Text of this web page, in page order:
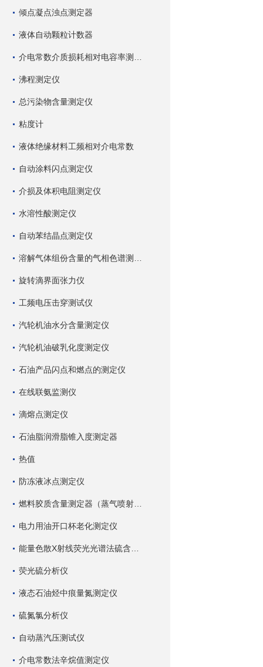
倾点凝点浊点测定器
液体自动颗粒计数器
沸程测定仪
总污染物含量测定仪
粘度计
液体绝缘材料工频相对介电常数
自动涂料闪点测定仪
介损及体积电阻测定仪
水溶性酸测定仪
自动苯结晶点测定仪
旋转滴界面张力仪
工频电压击穿测试仪
汽轮机油水分含量测定仪
汽轮机油破乳化度测定仪
石油产品闪点和燃点的测定仪
在线联氨监测仪
滴熔点测定仪
石油脂润滑脂锥入度测定器
热值
防冻液冰点测定仪
电力用油开口杯老化测定仪
荧光硫分析仪
液态石油烃中痕量氮测定仪
硫氮氯分析仪
自动蒸汽压测试仪
介电常数法辛烷值测定仪